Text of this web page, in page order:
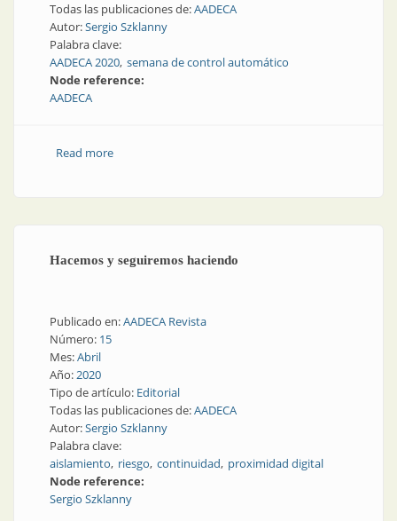
Todas las publicaciones de:AADECA
Autor:Sergio Szklanny
Palabra clave:
AADECA 2020 semana de control automático
Node reference:
AADECA
Read moreabout Semana del Control Automático AADECA 2020
Hacemos y seguiremos haciendo
Publicado en:AADECA Revista
Número: 15
Mes:Abril
Año:2020
Tipo de artículo: Editorial
Todas las publicaciones de:AADECA
Autor:Sergio Szklanny
Palabra clave:
aislamiento riesgo continuidad proximidad digital
Node reference:
Sergio Szklanny